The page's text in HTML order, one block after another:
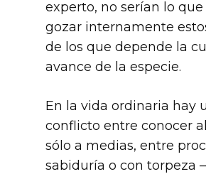
experto, no serían lo que
gozar internamente
de los que depende la
avance de la especie.
En la vida ordinaria hay
conflicto entre conocer
sólo a medias, entre
sabiduría o con torpeza